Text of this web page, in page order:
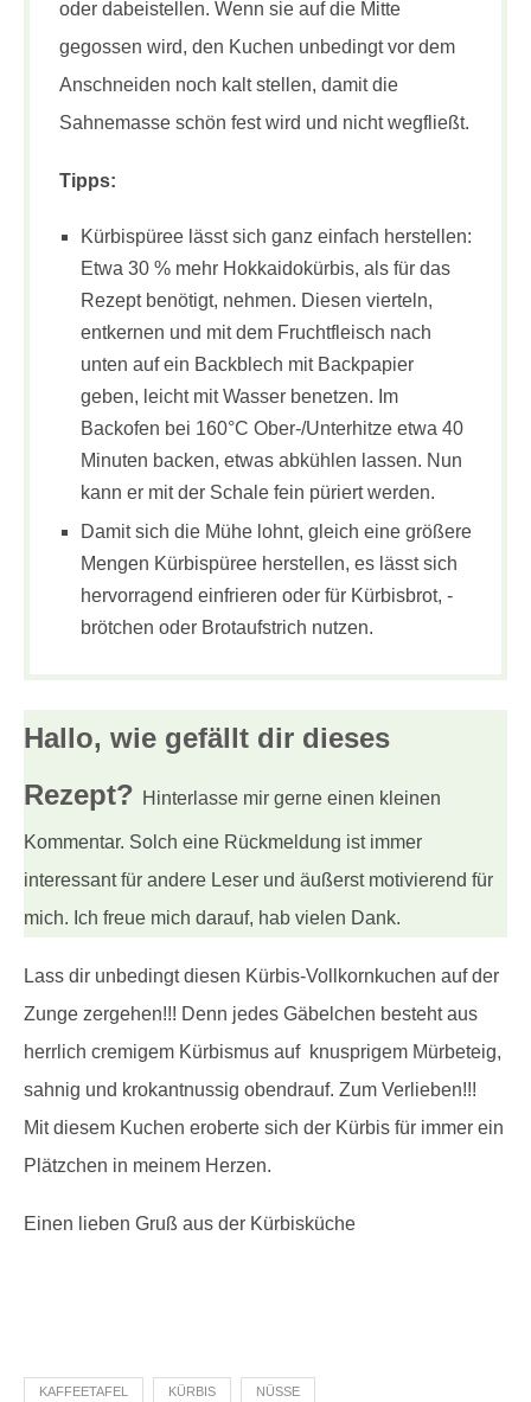
oder dabeistellen. Wenn sie auf die Mitte
gegossen wird, den Kuchen unbedingt vor dem
Anschneiden noch kalt stellen, damit die
Sahnemasse schön fest wird und nicht wegfließt.
Tipps:
Kürbispüree lässt sich ganz einfach herstellen:
Etwa 30 % mehr Hokkaidokürbis, als für das
Rezept benötigt, nehmen. Diesen vierteln,
entkernen und mit dem Fruchtfleisch nach
unten auf ein Backblech mit Backpapier
geben, leicht mit Wasser benetzen. Im
Backofen bei 160°C Ober-/Unterhitze etwa 40
Minuten backen, etwas abkühlen lassen. Nun
kann er mit der Schale fein püriert werden.
Damit sich die Mühe lohnt, gleich eine größere
Mengen Kürbispüree herstellen, es lässt sich
hervorragend einfrieren oder für Kürbisbrot, -
brötchen oder Brotaufstrich nutzen.
Hallo, wie gefällt dir dieses
Rezept? Hinterlasse mir gerne einen kleinen
Kommentar. Solch eine Rückmeldung ist immer
interessant für andere Leser und äußerst motivierend für
mich. Ich freue mich darauf, hab vielen Dank.
Lass dir unbedingt diesen Kürbis-Vollkornkuchen auf der
Zunge zergehen!!! Denn jedes Gäbelchen besteht aus
herrlich cremigem Kürbismus auf knusprigem Mürbeteig,
sahnig und krokantnussig obendrauf. Zum Verlieben!!!
Mit diesem Kuchen eroberte sich der Kürbis für immer ein
Plätzchen in meinem Herzen.
Einen lieben Gruß aus der Kürbisküche
KAFFEETAFEL KÜRBIS NÜSSE